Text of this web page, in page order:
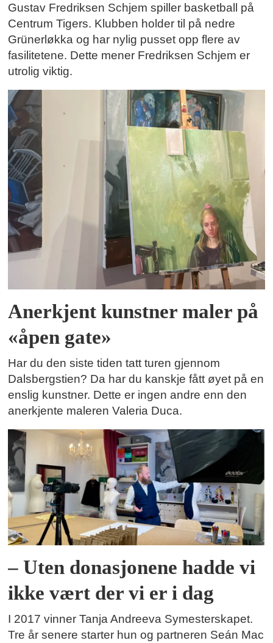
Gustav Fredriksen Schjem spiller basketball på
Centrum Tigers. Klubben holder til på nedre
Grünerløkka og har nylig pusset opp flere av
fasilitetene. Dette mener Fredriksen Schjem er
utrolig viktig.
Anerkjent kunstner maler på
«åpen gate»
Har du den siste tiden tatt turen gjennom
Dalsbergstien? Da har du kanskje fått øyet på en
enslig kunstner. Dette er ingen andre enn den
anerkjente maleren Valeria Duca.
– Uten donasjonene hadde vi
ikke vært der vi er i dag
I 2017 vinner Tanja Andreeva Symesterskapet.
Tre år senere starter hun og partneren Seán Mac